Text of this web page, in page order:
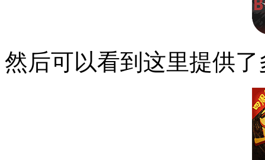
然后可以看到这里提供